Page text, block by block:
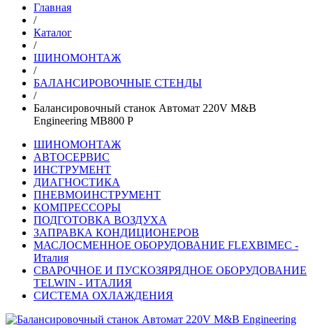
Главная
/
Каталог
/
ШИНОМОНТАЖ
/
БАЛАНСИРОВОЧНЫЕ СТЕНДЫ
/
Балансировочный станок Автомат 220V M&B
Engineering MB800 P
ШИНОМОНТАЖ
АВТОСЕРВИС
ИНСТРУМЕНТ
ДИАГНОСТИКА
ПНЕВМОИНСТРУМЕНТ
КОМПРЕССОРЫ
ПОДГОТОВКА ВОЗДУХА
ЗАПРАВКА КОНДИЦИОНЕРОВ
МАСЛОСМЕННОЕ ОБОРУДОВАНИЕ FLEXBIMEC -
Италия
СВАРОЧНОЕ И ПУСКОЗЯРЯДНОЕ ОБОРУДОВАНИЕ
TELWIN - ИТАЛИЯ
СИСТЕМА ОХЛАЖДЕНИЯ